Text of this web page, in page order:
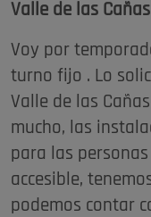
Valle de las
Voy por
turno fijo . Lo
Valle de las
mucho, las
para las
accesible,
podemos contar